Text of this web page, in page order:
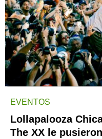
EVENTOS
Lollapalooza
The XX le